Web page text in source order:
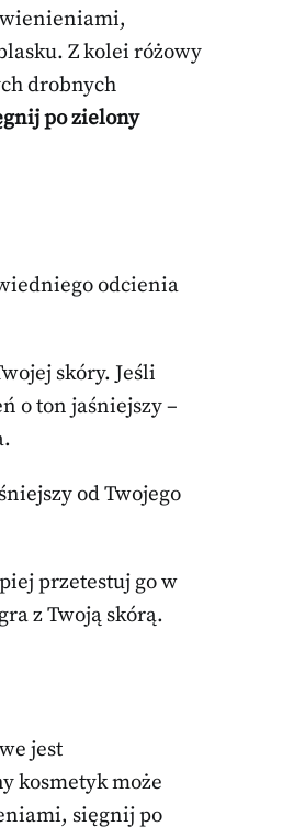
Z kolei różowy
drobnych
po zielony
odcienia
skóry. Jeśli
o ton jaśniejszy –
od Twojego
przetestuj go w
z Twoją skórą.
jest
kosmetyk może
sięgnij po